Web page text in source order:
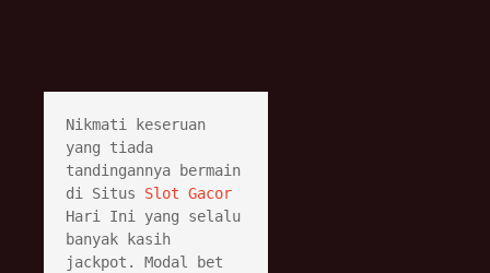
Nikmati keseruan
yang tiada
tandingannya bermain
di Situs Slot Gacor
Hari Ini yang selalu
banyak kasih
jackpot. Modal bet